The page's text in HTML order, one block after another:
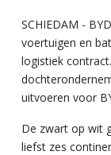
SCHIEDAM -
voertuigen en
logistiek
uitvoeren voor
De zwart op wit
liefst zes